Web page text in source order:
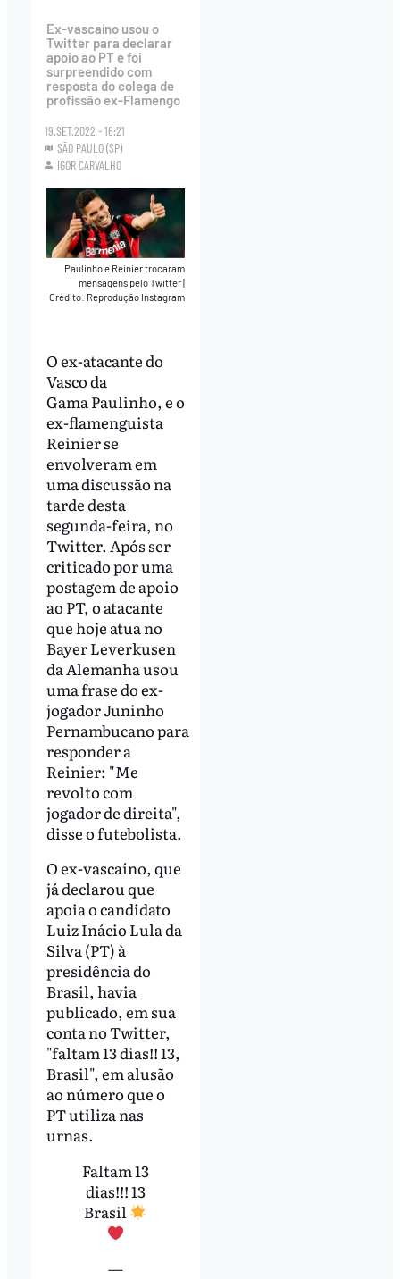
Ex-vascaíno usou o
Twitter para declarar
apoio ao PT e foi
surpreendido com
resposta do colega de
profissão ex-Flamengo
19.SET.2022 - 16:21
SÃO PAULO (SP)
IGOR CARVALHO
Paulinho e Reinier trocaram
mensagens pelo Twitter|
Crédito: Reprodução Instagram
O ex-atacante do
Vasco da
Gama Paulinho, e o
ex-flamenguista
Reinier se
envolveram em
uma discussão na
tarde desta
segunda-feira, no
Twitter. Após ser
criticado por uma
postagem de apoio
ao PT, o atacante
que hoje atua no
Bayer Leverkusen
da Alemanha usou
uma frase do ex-
jogador Juninho
Pernambucano para
responder a
Reinier: "Me
revolto com
jogador de direita",
disse o futebolista.
O ex-vascaíno, que
já declarou que
apoia o candidato
Luiz Inácio Lula da
Silva (PT) à
presidência do
Brasil, havia
publicado, em sua
conta no Twitter,
"faltam 13 dias!! 13,
Brasil", em alusão
ao número que o
PT utiliza nas
urnas.
Faltam 13
dias!!! 13
Brasil
—